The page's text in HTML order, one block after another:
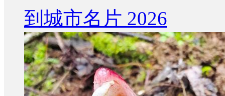
到城市名片 2026